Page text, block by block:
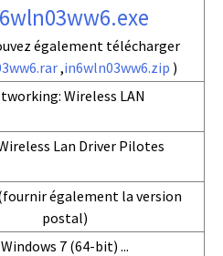
également télécharger
,in6wln03ww6.zip )
Wireless LAN
Lan Driver Pilotes
également la version
postal)
Windows 7 (64-bit) ...